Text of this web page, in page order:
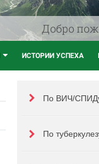
Добро
ИСТОРИИ УСПЕХА
По ВИЧ/
По